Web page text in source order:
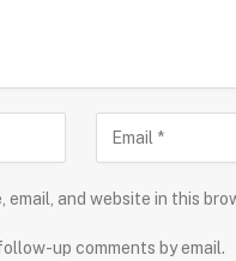
email, and website in this
up comments by email.